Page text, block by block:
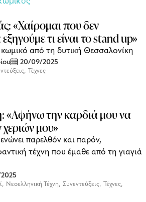
«Χαίρομαι που δεν
τι είναι το stand up»
από τη δυτική Θεσσαλονίκη
20/09/2025
Τέχνες
«Αφήνω την καρδιά μου να
μου»
παρελθόν και παρόν,
τέχνη που έμαθε από τη γιαγιά
Νεοελληνική Τέχνη Συνεντεύξεις Τέχνες